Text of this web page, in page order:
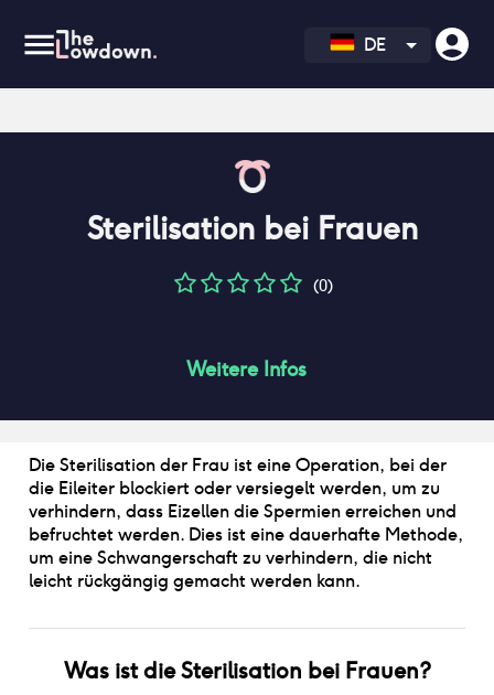
DE
Sterilisation bei Frauen
(0)
Weitere Infos
Die Sterilisation der Frau ist eine Operation, bei der
die Eileiter blockiert oder versiegelt werden, um zu
verhindern, dass Eizellen die Spermien erreichen und
befruchtet werden. Dies ist eine dauerhafte Methode,
um eine Schwangerschaft zu verhindern, die nicht
leicht rückgängig gemacht werden kann.
Was istdieSterilisation bei Frauen?